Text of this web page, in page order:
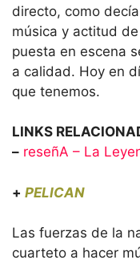
directo, como
música y actitud de
puesta en escena
a calidad. Hoy en
que tenemos.
LINKS
– reseñA – La
+ PELICAN
Las fuerzas de la
cuarteto a hacer